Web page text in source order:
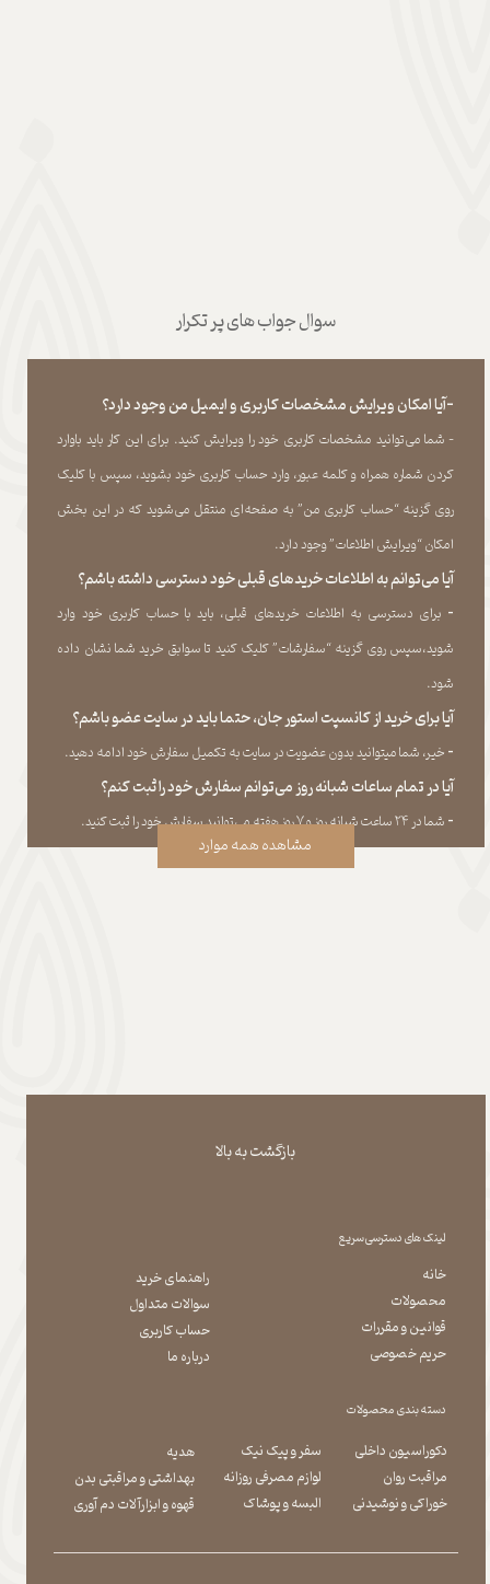
سوال جواب های پر تکرار
-آیا امکان ویرایش مشخصات کاربری و ایمیل من وجود دارد؟
- شما می‏‌توانید مشخصات کاربری خود را ویرایش کنید. برای این کار باید باوارد
کردن شماره همراه و کلمه عبور، وارد حساب کاربری خود بشوید، سپس با کلیک
روی گزینه “حساب کاربری من” به صفحه‏‌ای منتقل می‏‌شوید که در این بخش
امکان “ویرایش اطلاعات” وجود دارد.​​​​​​​
آیا می‌‏توانم به اطلاعات خریدهای قبلی خود دسترسی داشته باشم؟
​​​​​​​- برای دسترسی به اطلاعات خریدهای قبلی، باید با حساب کاربری خود وارد
شوید،سپس روی گزینه “سفارشات” کلیک کنید تا سوابق خرید شما نشان داده
‏شود.​​​​​​​
آیا برای خرید از کانسپت استور جان، حتما باید در سایت عضو باشم؟
​​​​​​​- خیر، شما میتوانید بدون عضویت در سایت به تکمیل سفارش خود ادامه دهید.​​​​​​​
آیا در تمام ساعات شبانه روز می‌توانم سفارش خود را ثبت کنم؟
​​​​​​​​​​​​​​- شما در ۲۴ ساعت شبانه روز و ۷ روز هفته می‌‏توانید سفارش خود را ثبت کنید.
مشاهده همه موارد
بازگشت به بالا
لینک های دسترسی سریع
دسته بندی محصولات
خانه
محصولات
قوانین و مقررات
حریم خصوصی
راهنمای خرید
سوالات متداول
حساب کاربری
درباره ما
دکوراسیون داخلی
مراقبت روان
​​​​​​​خوراکی و نوشیدنی
سفر و پیک نیک
لوازم مصرفی روزانه
​​​​​​​البسه و پوشاک
هدیه
بهداشتی و مراقبتی بدن
​​​​​​​قهوه و ابزارآلات دم آوری